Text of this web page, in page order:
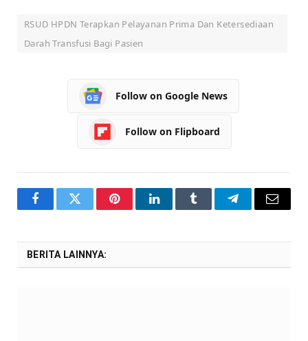
RSUD HPDN Terapkan Pelayanan Prima Dan Ketersediaan
Darah Transfusi Bagi Pasien
Follow on Google News
Follow on Flipboard
FacebookTwitter PinterestLinkedInTumblr TelegramEmail
BERITA LAINNYA: